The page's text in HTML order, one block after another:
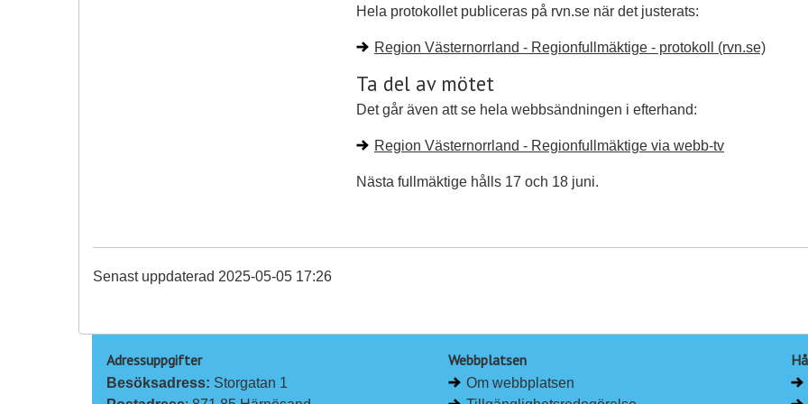
Hela protokollet publiceras på rvn.se när det justerats:
Region Västernorrland - Regionfullmäktige - protokoll (rvn.se)
Ta del av mötet
Det går även att se hela webbsändningen i efterhand:
Region Västernorrland - Regionfullmäktige via webb-tv
Nästa fullmäktige hålls 17 och 18 juni.
Senast uppdaterad 2025-05-05 17:26
Adressuppgifter
Besöksadress: Storgatan 1
Webbplatsen
Om webbplatsen